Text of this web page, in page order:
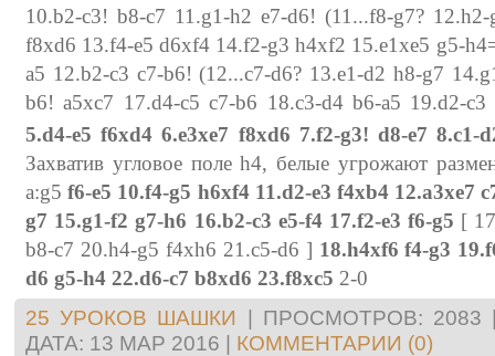
10.b2-c3! b8-c7 11.g1-h2 e7-d6! (11...f8-g7?
f8xd6 13.f4-e5 d6xf4 14.f2-g3 h4xf2 15.e1xe5 g5-
a5 12.b2-c3 c7-b6! (12...c7-d6? 13.e1-d2 h8-g7
b6! a5xc7 17.d4-c5 c7-b6 18.c3-d4 b6-a5 19.d2-
5.d4-e5 f6xd4 6.e3xe7 f8xd6 7.f2-g3! d8-e7 8.c1-
Захватив угловое поле h4, белые угрожают
a:g5f6-e5 10.f4-g5 h6xf4 11.d2-e3 f4xb4 12.a3xe7
g7 15.g1-f2 g7-h6 16.b2-c3 e5-f4 17.f2-e3 f6-g5 [
b8-c7 20.h4-g5 f4xh6 21.c5-d6 ] 18.h4xf6 f4-g3
d6 g5-h4 22.d6-c7 b8xd6 23.f8xc5 2-0
25 УРОКОВ ШАШКИ | ПРОСМОТРОВ: 2083
ДАТА: 13 МАР 2016 | КОММЕНТАРИИ (0)